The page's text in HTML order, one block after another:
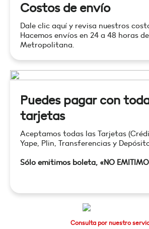
Costos de envío
Dale clic aquí y revisa nuestros
Hacemos envíos en 24 a 48 horas
Metropolitana.
Puedes pagar con
tarjetas
Aceptamos todas las Tarjetas
Yape, Plin, Transferencias y
Sólo emitimos boleta, «NO
Consulta por nuestro